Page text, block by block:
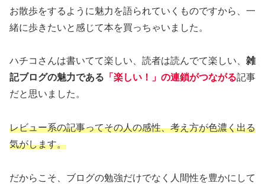
お散歩をするように魅力を語られていくものですから、一
緒に歩きたいと感じて本を買っちゃいました。
ハチコさんは書いてて楽しい、読者は読んでて楽しい、 雑
記ブログの魅力である 「楽しい！」の連鎖がつながる記事
だと思いました。
レビュー系の記事ってその人の感性、考え方が色濃く出る
気がします。
だからこそ、ブログの勉強だけでなく人間性を豊かにして